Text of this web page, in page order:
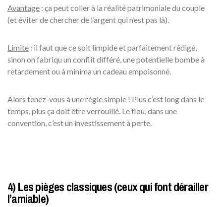
Avantage : ça peut coller à la réalité patrimoniale du couple
(et éviter de chercher de l’argent qui n’est pas là).
Limite : il faut que ce soit limpide et parfaitement rédigé,
sinon on fabriqu un conflit différé, une potentielle bombe à
retardement ou à minima un cadeau empoisonné.
Alors tenez-vous à une règle simple ! Plus c’est long dans le
temps, plus ça doit être verrouillé. Le flou, dans une
convention, c’est un investissement à perte.
4) Les pièges classiques (ceux qui font dérailler
l’amiable)